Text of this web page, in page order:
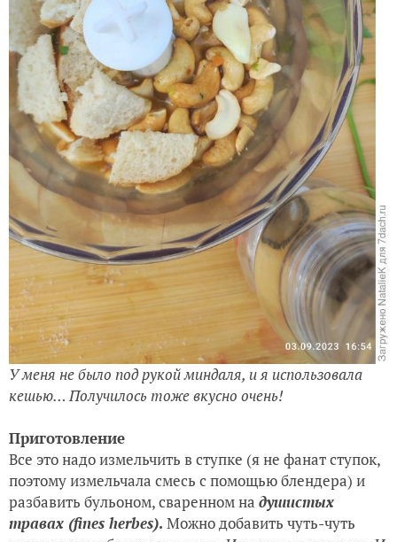
У меня не было под рукой миндаля, и я использовала
кешью… Получилось тоже вкусно очень!
Приготовление
Все это надо измельчить в ступке (я не фанат ступок,
поэтому измельчала смесь с помощью блендера) и
разбавить бульоном, сваренном на душистых
травах (fines herbes). Можно добавить чуть-чуть